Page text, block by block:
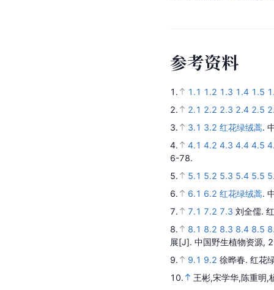
参考资料
1. 1.1 1.2 1.3 1.4 1.5
2.
2.1 2.2 2.3 2.4 2.5
3.
3.1 3.2 红花绿绒蒿.
4.
4.1 4.2 4.3 4.4 4.5
6-78.
5.
5.1 5.2 5.3 5.4 5.5
6.
6.1 6.2 红花绿绒蒿.
7.
7.1 7.2 7.3 刘全儒.
8.
8.1 8.2 8.3 8.4 8.5
展[J]. 中国野生植物资源,
9.
9.1 9.2 徐晔春. 红花
10.
王彬,宋学华,陈重明,